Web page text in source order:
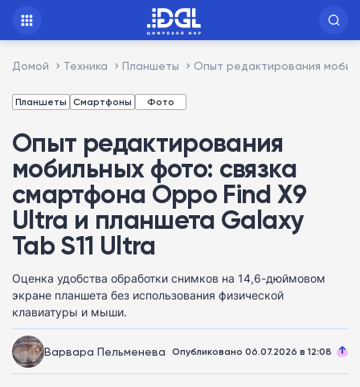
Домой Техника Планшеты Опыт редактирования
Планшеты Смартфоны Фото
Опыт редактирования
мобильных фото: связка
смартфона Oppo Find X9
Ultra и планшета Galaxy
Tab S11 Ultra
Оценка удобства обработки снимков на 14,6-дюймовом
экране планшета без использования физической
клавиатуры и мыши.
Варвара Пельменева Опубликовано 06.07.2026 в 12:08